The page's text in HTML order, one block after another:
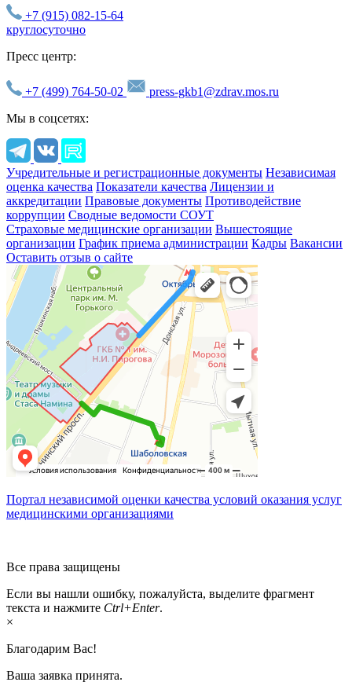
+7 (915) 082-15-64
круглосуточно
Пресс центр:
+7 (499) 764-50-02
press-gkb1@zdrav.mos.ru
Мы в соцсетях:
Учредительные и регистрационные документы Независимая
оценка качества Показатели качества Лицензии и
аккредитации Правовые документы Противодействие
коррупции Сводные ведомости СОУТ
Страховые медицинские организации Вышестоящие
организации График приема администрации Кадры Вакансии
Оставить отзыв о сайте
Портал независимой оценки качества условий оказания услуг
медицинскими организациями
Все права защищены
Если вы нашли ошибку, пожалуйста, выделите фрагмент
текста и нажмите Ctrl+Enter.
×
Благодарим Вас!
Ваша заявка принята.